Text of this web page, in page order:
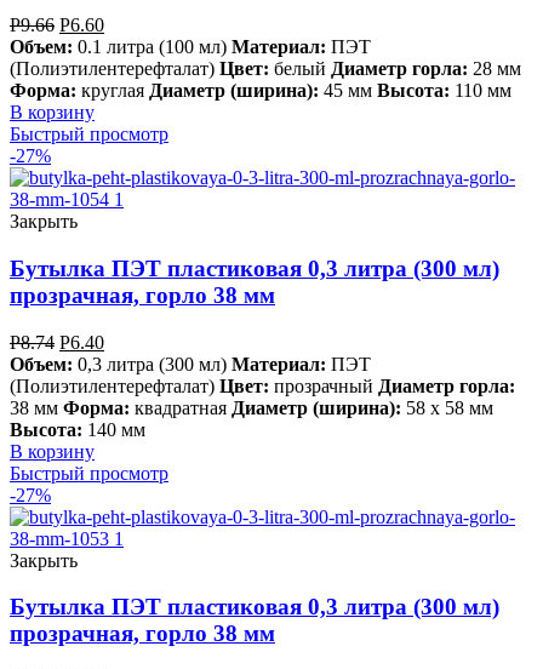
Р9.66 Р6.60
Объем: 0.1 литра (100 мл) Материал: ПЭТ
(Полиэтилентерефталат) Цвет: белый Диаметр горла: 28 мм
Форма: круглая Диаметр (ширина): 45 мм Высота: 110 мм
В корзину
Быстрый просмотр
-27%
Закрыть
Бутылка ПЭТ пластиковая 0,3 литра (300 мл)
прозрачная, горло 38 мм
Р8.74 Р6.40
Объем: 0,3 литра (300 мл) Материал: ПЭТ
(Полиэтилентерефталат) Цвет: прозрачный Диаметр горла:
38 мм Форма: квадратная Диаметр (ширина): 58 х 58 мм
Высота: 140 мм
В корзину
Быстрый просмотр
-27%
Закрыть
Бутылка ПЭТ пластиковая 0,3 литра (300 мл)
прозрачная, горло 38 мм